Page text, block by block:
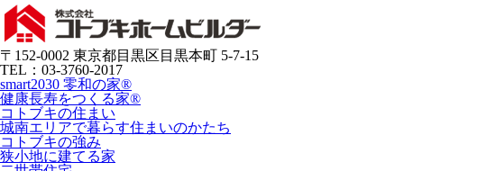
〒152-0002 東京都目黒区目黒本町 5-7-15
TEL：03-3760-2017
smart2030 零和の家®
健康長寿をつくる家®
コトブキの住まい
城南エリアで暮らす住まいのかたち
コトブキの強み
狭小地に建てる家